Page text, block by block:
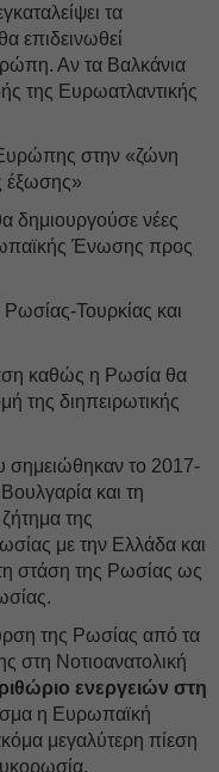
τα
επιδεινωθεί
Αν τα Βαλκάνια
της Ευρωατλαντικής
στην «ζώνη
έξωσης»
δημιουργούσε νέες
Ένωσης προς
Ρωσίας-Τουρκίας και
καθώς η Ρωσία θα
της διηπειρωτικής
σημειώθηκαν το 2017-
και τη
της
με την Ελλάδα και
στάση της Ρωσίας ως
της Ρωσίας από τα
στη Νοτιοανατολική
ενεργειών στη
η Ευρωπαϊκή
μεγαλύτερη πίεση